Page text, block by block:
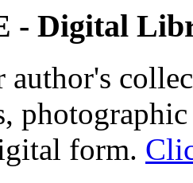
- Digital
author's
form.